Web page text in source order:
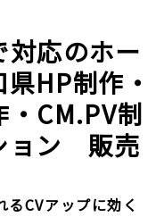
応のホー
HP制作・
CM.PV制
ョン 販売
CVアップに効く